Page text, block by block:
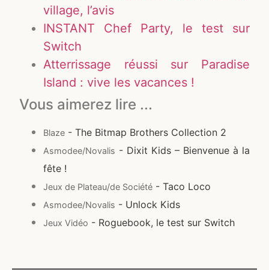
village, l’avis
INSTANT Chef Party, le test sur
Switch
Atterrissage réussi sur Paradise
Island : vive les vacances !
Vous aimerez lire ...
Blaze - The Bitmap Brothers Collection 2
Asmodee/Novalis - Dixit Kids – Bienvenue à la
fête !
Jeux de Plateau/de Société - Taco Loco
Asmodee/Novalis - Unlock Kids
Jeux Vidéo - Roguebook, le test sur Switch